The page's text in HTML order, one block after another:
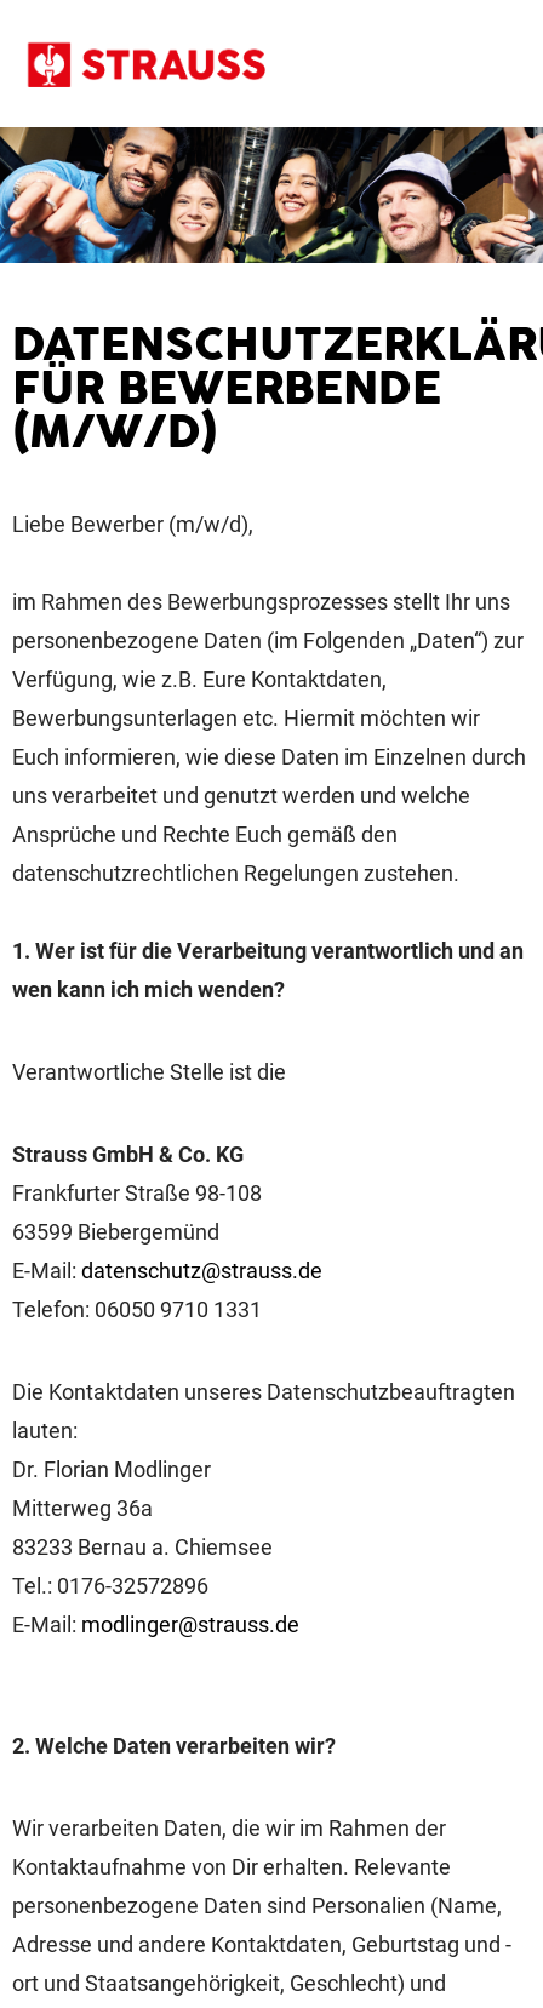
FAQ
FÜR BEWERBENDE
(M/W/D)
Liebe Bewerber (m/w/d),
im Rahmen des Bewerbungsprozesses stellt Ihr uns
personenbezogene Daten (im Folgenden „Daten“) zur
Verfügung, wie z.B. Eure Kontaktdaten,
Bewerbungsunterlagen etc. Hiermit möchten wir
Euch informieren, wie diese Daten im Einzelnen durch
uns verarbeitet und genutzt werden und welche
Ansprüche und Rechte Euch gemäß den
datenschutzrechtlichen Regelungen zustehen.
1. Wer ist für die Verarbeitung verantwortlich und an
wen kann ich mich wenden?
Verantwortliche Stelle ist die
Strauss GmbH & Co. KG
Frankfurter Straße 98-108
63599 Biebergemünd
E-Mail: datenschutz@strauss.de
Telefon: 06050 9710 1331
Die Kontaktdaten unseres Datenschutzbeauftragten
lauten:
Dr. Florian Modlinger
Mitterweg 36a
83233 Bernau a. Chiemsee
Tel.: 0176-32572896
E-Mail: modlinger@strauss.de
2. Welche Daten verarbeiten wir?
Wir verarbeiten Daten, die wir im Rahmen der
Kontaktaufnahme von Dir erhalten. Relevante
personenbezogene Daten sind Personalien (Name,
Adresse und andere Kontaktdaten, Geburtstag und -
ort und Staatsangehörigkeit, Geschlecht) und